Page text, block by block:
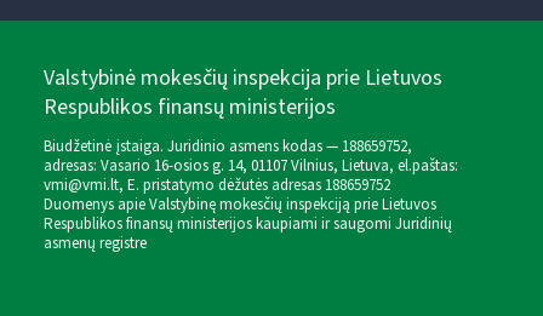
Valstybinė mokesčių inspekcija prie Lietuvos
Respublikos finansų ministerijos
Biudžetinė įstaiga. Juridinio asmens kodas — 188659752,
adresas: Vasario 16-osios g. 14, 01107 Vilnius, Lietuva, el.paštas:
vmi@vmi.lt, E. pristatymo dėžutės adresas 188659752
Duomenys apie Valstybinę mokesčių inspekciją prie Lietuvos
Respublikos finansų ministerijos kaupiami ir saugomi Juridinių
asmenų registre